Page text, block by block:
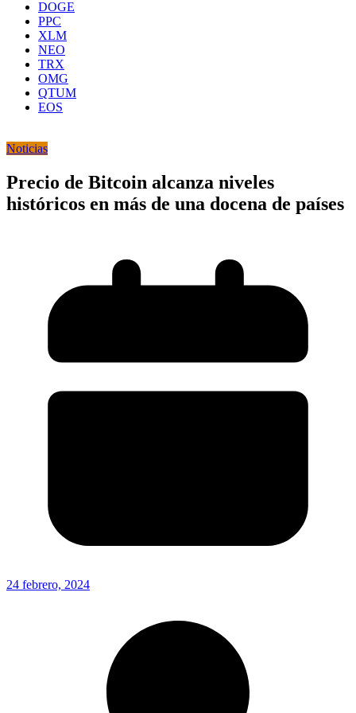
DOGE
PPC
XLM
NEO
TRX
OMG
QTUM
EOS
Noticias
Precio de Bitcoin alcanza niveles
históricos en más de una docena de países
24 febrero, 2024